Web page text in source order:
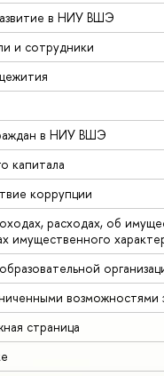
в НИУ ВШЭ
и сотрудники
в НИУ ВШЭ
капитала
коррупции
расходах, об
имущественного
возможностями
страница